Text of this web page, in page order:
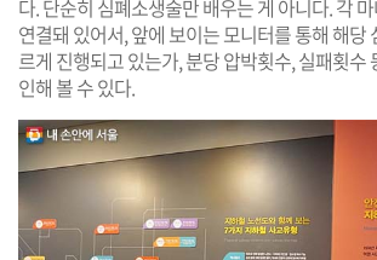
다. 단순히 심폐소생술만 배우는 게 아니다. 각
연결돼 있어서, 앞에 보이는 모니터를 통해 해당
르게 진행되고 있는가, 분당 압박횟수, 실패횟수
인해 볼 수 있다.